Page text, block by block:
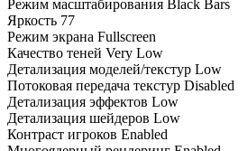
Режим масштабирования Black Bars
Яркость 77
Режим экрана Fullscreen
Качество теней Very Low
Детализация моделей/текстур Low
Потоковая передача текстур Disabled
Детализация эффектов Low
Детализация шейдеров Low
Контраст игроков Enabled